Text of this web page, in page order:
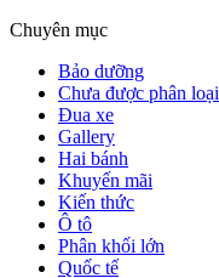
Chuyên mục
Bảo dưỡng
Chưa được phân loại
Đua xe
Gallery
Hai bánh
Khuyến mãi
Kiến thức
Ô tô
Phân khối lớn
Quốc tế